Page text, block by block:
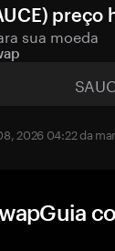
sua moeda
2026 04:22 da